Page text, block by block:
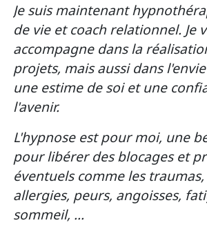
Je suis maintenant
de vie et coach relationnel. Je
accompagne dans la
projets, mais aussi dans
une estime de soi et une
l'avenir.
L'hypnose est pour moi, une
pour libérer des blocages et
éventuels comme les
allergies, peurs, angoisses,
sommeil, ...